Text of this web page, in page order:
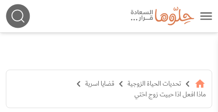
تحديات الحياة الزوجية
قضايا اسرية
ماذا افعل اذا حبيت زوج اختي